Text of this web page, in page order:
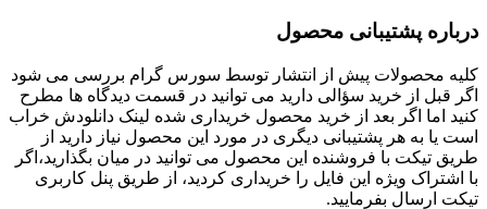
درباره پشتیبانی محصول
کلیه محصولات پیش از انتشار توسط سورس گرام بررسی می شود
اگر قبل از خرید سؤالی دارید می توانید در قسمت دیدگاه ها مطرح
کنید اما اگر بعد از خرید محصول خریداری شده لینک دانلودش خراب
است یا به هر پشتیبانی دیگری در مورد این محصول نیاز دارید از
طریق تیکت با فروشنده این محصول می توانید در میان بگذارید،اگر
با اشتراک ویژه این فایل را خریداری کردید، از طریق پنل کاربری
تیکت ارسال بفرمایید.